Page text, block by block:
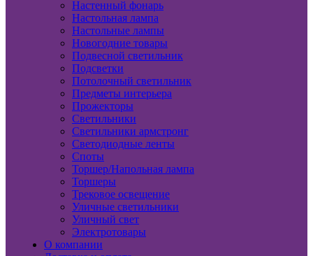
Настенный фонарь
Настольная лампа
Настольные лампы
Новогодние товары
Подвесной светильник
Подсветки
Потолочный светильник
Предметы интерьера
Прожекторы
Светильники
Светильники армстронг
Светодиодные ленты
Споты
Торшер/Напольная лампа
Торшеры
Трековое освещение
Уличные светильники
Уличный свет
Электротовары
О компании